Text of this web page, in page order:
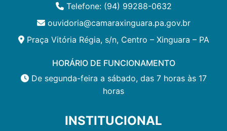
Telefone: (94) 99288-0632
ouvidoria@camaraxinguara.pa.gov.br
Praça Vitória Régia, s/n, Centro – Xinguara – PA
HORÁRIO DE FUNCIONAMENTO
De segunda-feira a sábado, das 7 horas às 17
horas
INSTITUCIONAL